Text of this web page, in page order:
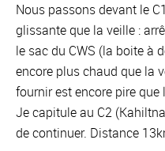
Nous passons devant le
glissante que la veille :
le sac du CWS (la boite à
encore plus chaud que la
fournir est encore pire que
Je capitule au C2
de continuer. Distance